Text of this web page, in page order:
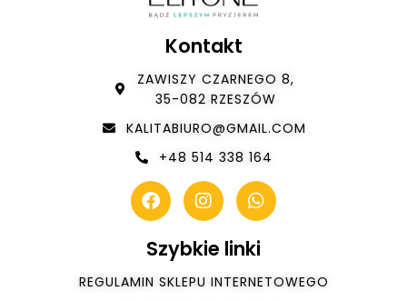
Kontakt
ZAWISZY CZARNEGO 8,
35-082 RZESZÓW
KALITABIURO@GMAIL.COM
+48 514 338 164
Szybkie linki
REGULAMIN SKLEPU INTERNETOWEGO